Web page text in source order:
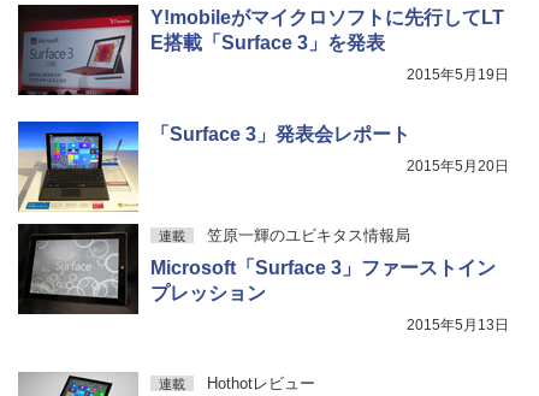
Y!mobileがマイクロソフトに先行してLT
E搭載「Surface 3」を発表
2015年5月19日
「Surface 3」発表会レポート
2015年5月20日
連載 笠原一輝のユビキタス情報局
Microsoft「Surface 3」ファーストイン
プレッション
2015年5月13日
連載 Hothotレビュー